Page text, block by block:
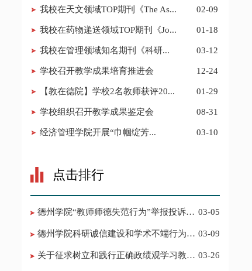
我校在天文领域TOP期刊《The As... 02-09
我校在药物递送领域TOP期刊《Jo... 01-18
我校在管理领域知名期刊《科研... 03-12
学校召开教学成果培育推进会 12-24
【教在德院】学校2名教师获评20... 01-29
学校组织召开教学成果鉴定会 08-31
​经济管理学院开展“巾帼绽芳... 03-10
点击排行
03-05
03-09
03-26